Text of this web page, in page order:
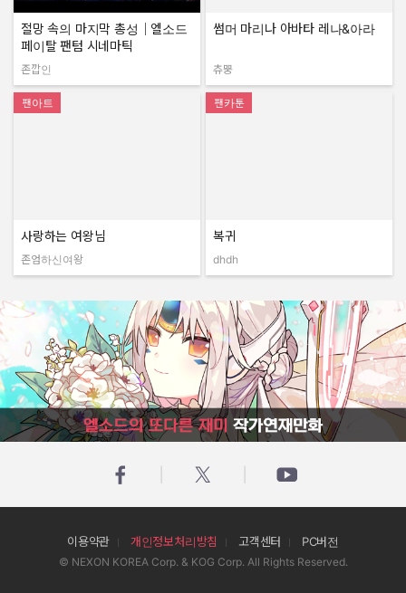
절망 속의 마지막 총성｜엘소드
페이탈 팬텀 시네마틱
작성자:
존깝인
썸머 마리나 아바타 레나&아라
작성자:
츄뿡
팬아트
사랑하는 여왕님
작성자:
존엄하신여왕
팬카툰
복귀
dhdh
엘소드의 또다른 재미 작가연재만화
이용약관 개인정보처리방침 고객센터 PC버전
© NEXON KOREA Corp. & KOG Corp. All Rights Reserved.